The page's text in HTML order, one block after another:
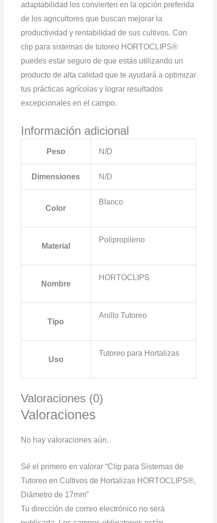
adaptabilidad los convierten en la opción preferida
de los agricultores que buscan mejorar la
productividad y rentabilidad de sus cultivos. Con
clip para sistemas de tutoreo HORTOCLIPS®
puedes estar seguro de que estás utilizando un
producto de alta calidad que te ayudará a optimizar
tus prácticas agrícolas y lograr resultados
excepcionales en el campo.
Información adicional
Peso N/D
Dimensiones N/D
Color
Blanco
Material
Polipropileno
Nombre
HORTOCLIPS
Tipo
Anillo Tutoreo
Uso
Tutoreo para Hortalizas
Valoraciones (0)
Valoraciones
No hay valoraciones aún.
Sé el primero en valorar “Clip para Sistemas de
Tutoreo en Cultivos de Hortalizas HORTOCLIPS®,
Diámetro de 17mm”
Tu dirección de correo electrónico no será